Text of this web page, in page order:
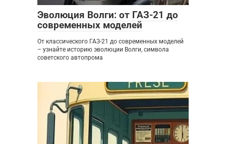
Эволюция Волги: от ГАЗ-21 до
современных моделей
От классического ГАЗ-21 до современных моделей
– узнайте историю эволюции Волги, символа
советского автопрома